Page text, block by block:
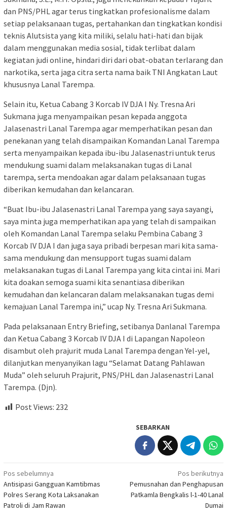
dan PNS/PHL agar terus tingkatkan profesionalisme dalam
setiap pelaksanaan tugas, pertahankan dan tingkatkan kondisi
teknis Alutsista yang kita miliki, selalu hati-hati dan bijak
dalam menggunakan media sosial, tidak terlibat dalam
kegiatan judi online, hindari diri dari obat-obatan terlarang dan
narkotika, serta jaga citra serta nama baik TNI Angkatan Laut
khususnya Lanal Tarempa.
Selain itu, Ketua Cabang 3 Korcab IV DJA I Ny. Tresna Ari
Sukmana juga menyampaikan pesan kepada anggota
Jalasenastri Lanal Tarempa agar memperhatikan pesan dan
penekanan yang telah disampaikan Komandan Lanal Tarempa
serta menyampaikan kepada ibu-ibu Jalasenastri untuk terus
mendukung suami dalam melaksanakan tugas di Lanal
tarempa, serta mendoakan agar dalam pelaksanaan tugas
diberikan kemudahan dan kelancaran.
“Buat Ibu-ibu Jalasenastri Lanal Tarempa yang saya sayangi,
saya minta juga memperhatikan apa yang telah di sampaikan
oleh Komandan Lanal Tarempa selaku Pembina Cabang 3
Korcab IV DJA I dan juga saya pribadi berpesan mari kita sama-
sama mendukung dan mensupport tugas suami dalam
melaksanakan tugas di Lanal Tarempa yang kita cintai ini. Mari
kita doakan semoga suami kita senantiasa diberikan
kemudahan dan kelancaran dalam melaksanakan tugas demi
kemajuan Lanal Tarempa ini,” ucap Ny. Tresna Ari Sukmana.
Pada pelaksanaan Entry Briefing, setibanya Danlanal Tarempa
dan Ketua Cabang 3 Korcab IV DJA I di Lapangan Napoleon
disambut oleh prajurit muda Lanal Tarempa dengan Yel-yel,
dilanjutkan menyanyikan lagu “Selamat Datang Pahlawan
Muda” oleh seluruh Prajurit, PNS/PHL dan Jalasenastri Lanal
Tarempa. (Djn).
Post Views: 232
SEBARKAN
Navigasi
pos
Pos sebelumnya
Antisipasi Gangguan Kamtibmas
Polres Serang Kota Laksanakan
Patroli di Jam Rawan
Pos berikutnya
Pemusnahan dan Penghapusan
Patkamla Bengkalis l-1-40 Lanal
Dumai